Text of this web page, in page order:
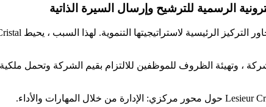
، وتهيئة الظروف للموظفين للالتزام بقيم الشركة وتحمل